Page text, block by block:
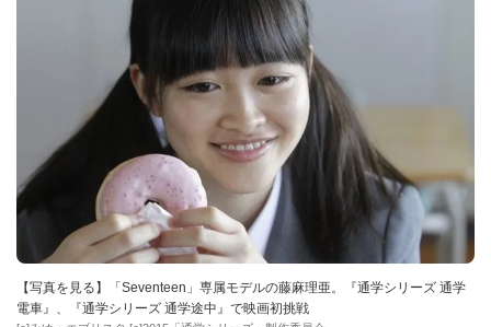
【写真を見る】「Seventeen」専属モデルの藤麻理亜。『通学シリーズ 通学
電車』、『通学シリーズ 通学途中』で映画初挑戦